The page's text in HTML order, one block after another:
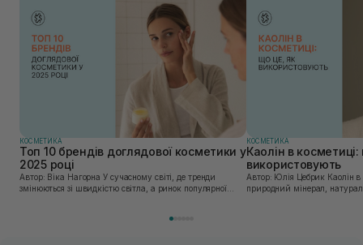
КОСМЕТИКА
Топ 10 брендів доглядової косметики у
2025 році
Автор: Віка Нагорна У сучасному світі, де тренди
змінюються зі швидкістю світла, а ринок популярної
КОСМЕТИКА
Каолін в
використовують
Автор: Юлія Цебрик Каолін в косметології – це
природний мінерал,